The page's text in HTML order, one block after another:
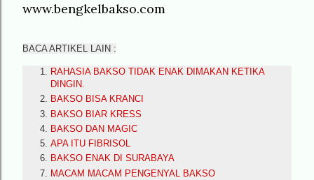
www.bengkelbakso.com
BACA ARTIKEL LAIN :
RAHASIA BAKSO TIDAK ENAK DIMAKAN KETIKA
DINGIN.
BAKSO BISA KRANCI
BAKSO BIAR KRESS
BAKSO DAN MAGIC
APA ITU FIBRISOL
BAKSO ENAK DI SURABAYA
MACAM MACAM PENGENYAL BAKSO